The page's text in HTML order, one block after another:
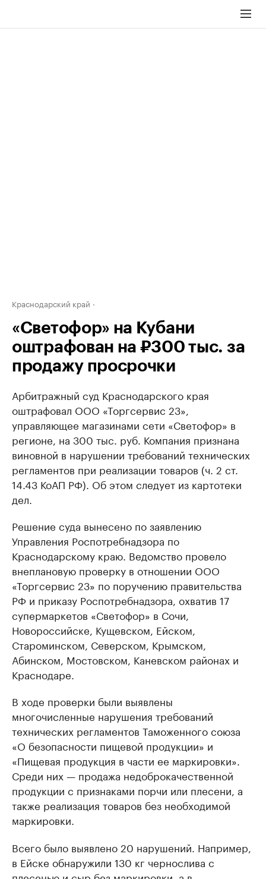
Краснодарский край
«Светофор» на Кубани
оштрафован на ₽300 тыс. за
продажу просрочки
Арбитражный суд Краснодарского края
оштрафовал ООО «Торгсервис 23»,
управляющее магазинами сети «Светофор» в
регионе, на 300 тыс. руб. Компания признана
виновной в нарушении требований технических
регламентов при реализации товаров (ч. 2 ст.
14.43 КоАП РФ). Об этом следует из картотеки
дел.
Решение суда вынесено по заявлению
Управления Роспотребнадзора по
Краснодарскому краю. Ведомство провело
внеплановую проверку в отношении ООО
«Торгсервис 23» по поручению правительства
РФ и приказу Роспотребнадзора, охватив 17
супермаркетов «Светофор» в Сочи,
Новороссийске, Кущевском, Ейском,
Староминском, Северском, Крымском,
Абинском, Мостовском, Каневском районах и
Краснодаре.
В ходе проверки были выявлены
многочисленные нарушения требований
технических регламентов Таможенного союза
«О безопасности пищевой продукции» и
«Пищевая продукция в части ее маркировки».
Среди них — продажа недоброкачественной
продукции с признаками порчи или плесени, а
также реализация товаров без необходимой
маркировки.
Всего было выявлено 20 нарушений. Например,
в Ейске обнаружили 130 кг чернослива с